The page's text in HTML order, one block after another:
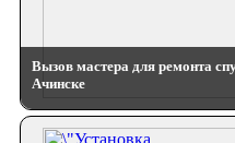
Вызов мастера для ремонта
Ачинске